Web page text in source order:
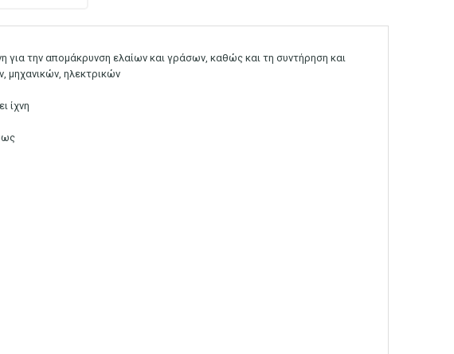
για την απομάκρυνση ελαίων και γράσων, καθώς και τη συντήρηση και
ηλεκτρικών
ίχνη